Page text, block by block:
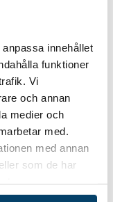
innehållet
funktioner
Vi
och annan
medier och
med.
med annan
som de har
EyeAtProduction,
Nolato Gota,
och forskare